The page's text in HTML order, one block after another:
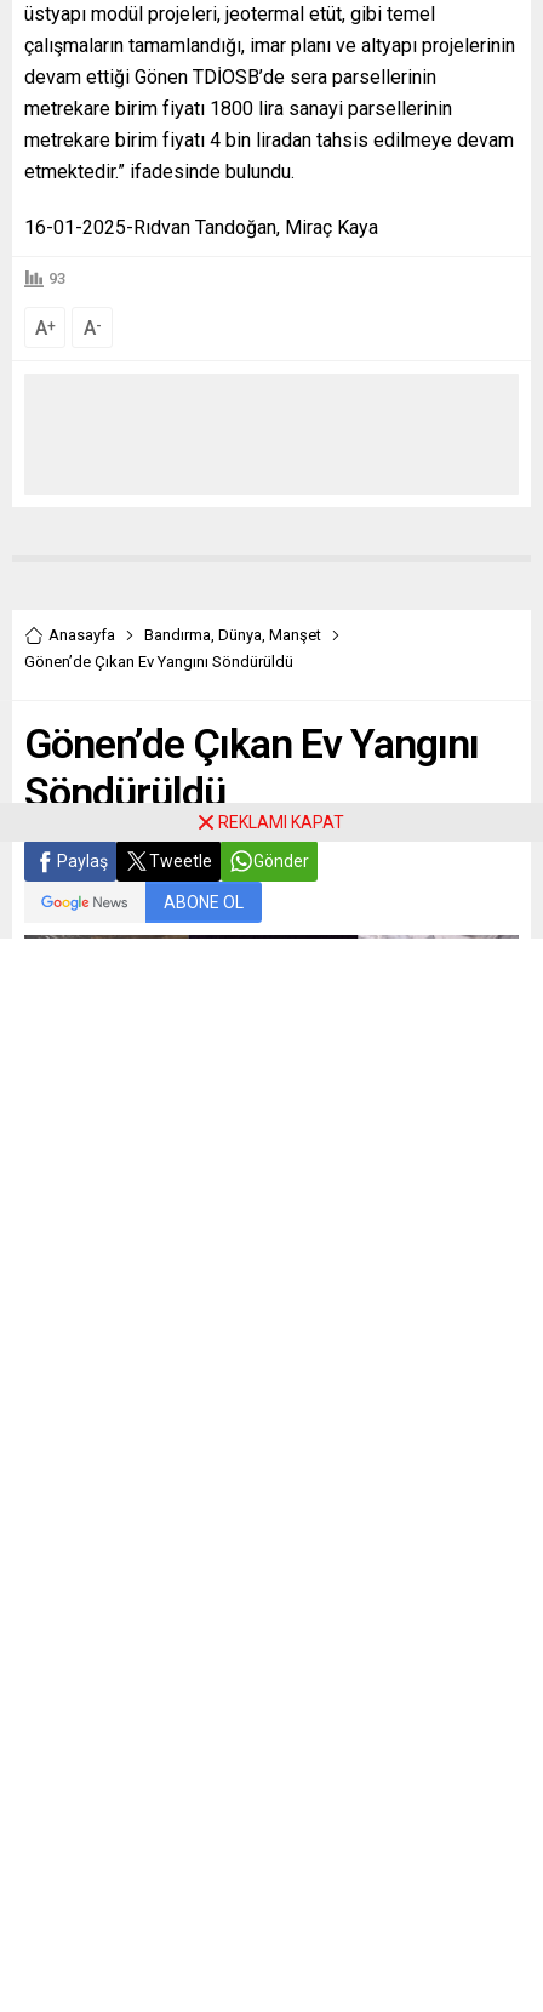
üstyapı modül projeleri, jeotermal etüt, gibi temel
çalışmaların tamamlandığı, imar planı ve altyapı projelerinin
devam ettiği Gönen TDİOSB’de sera parsellerinin
metrekare birim fiyatı 1800 lira sanayi parsellerinin
metrekare birim fiyatı 4 bin liradan tahsis edilmeye devam
etmektedir.” ifadesinde bulundu.
16-01-2025-Rıdvan Tandoğan, Miraç Kaya
93
A+ A-
Anasayfa Bandırma Dünya Manşet
Gönen’de Çıkan Ev Yangını Söndürüldü
Gönen’de Çıkan Ev Yangını
Söndürüldü
Paylaş Tweetle Gönder
ABONE OL
REKLAMI KAPAT